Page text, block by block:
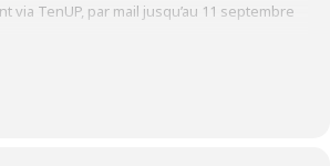
via TenUP, par mail jusqu’au 11 septembre
ou par téléphone (SMS) au 06 12